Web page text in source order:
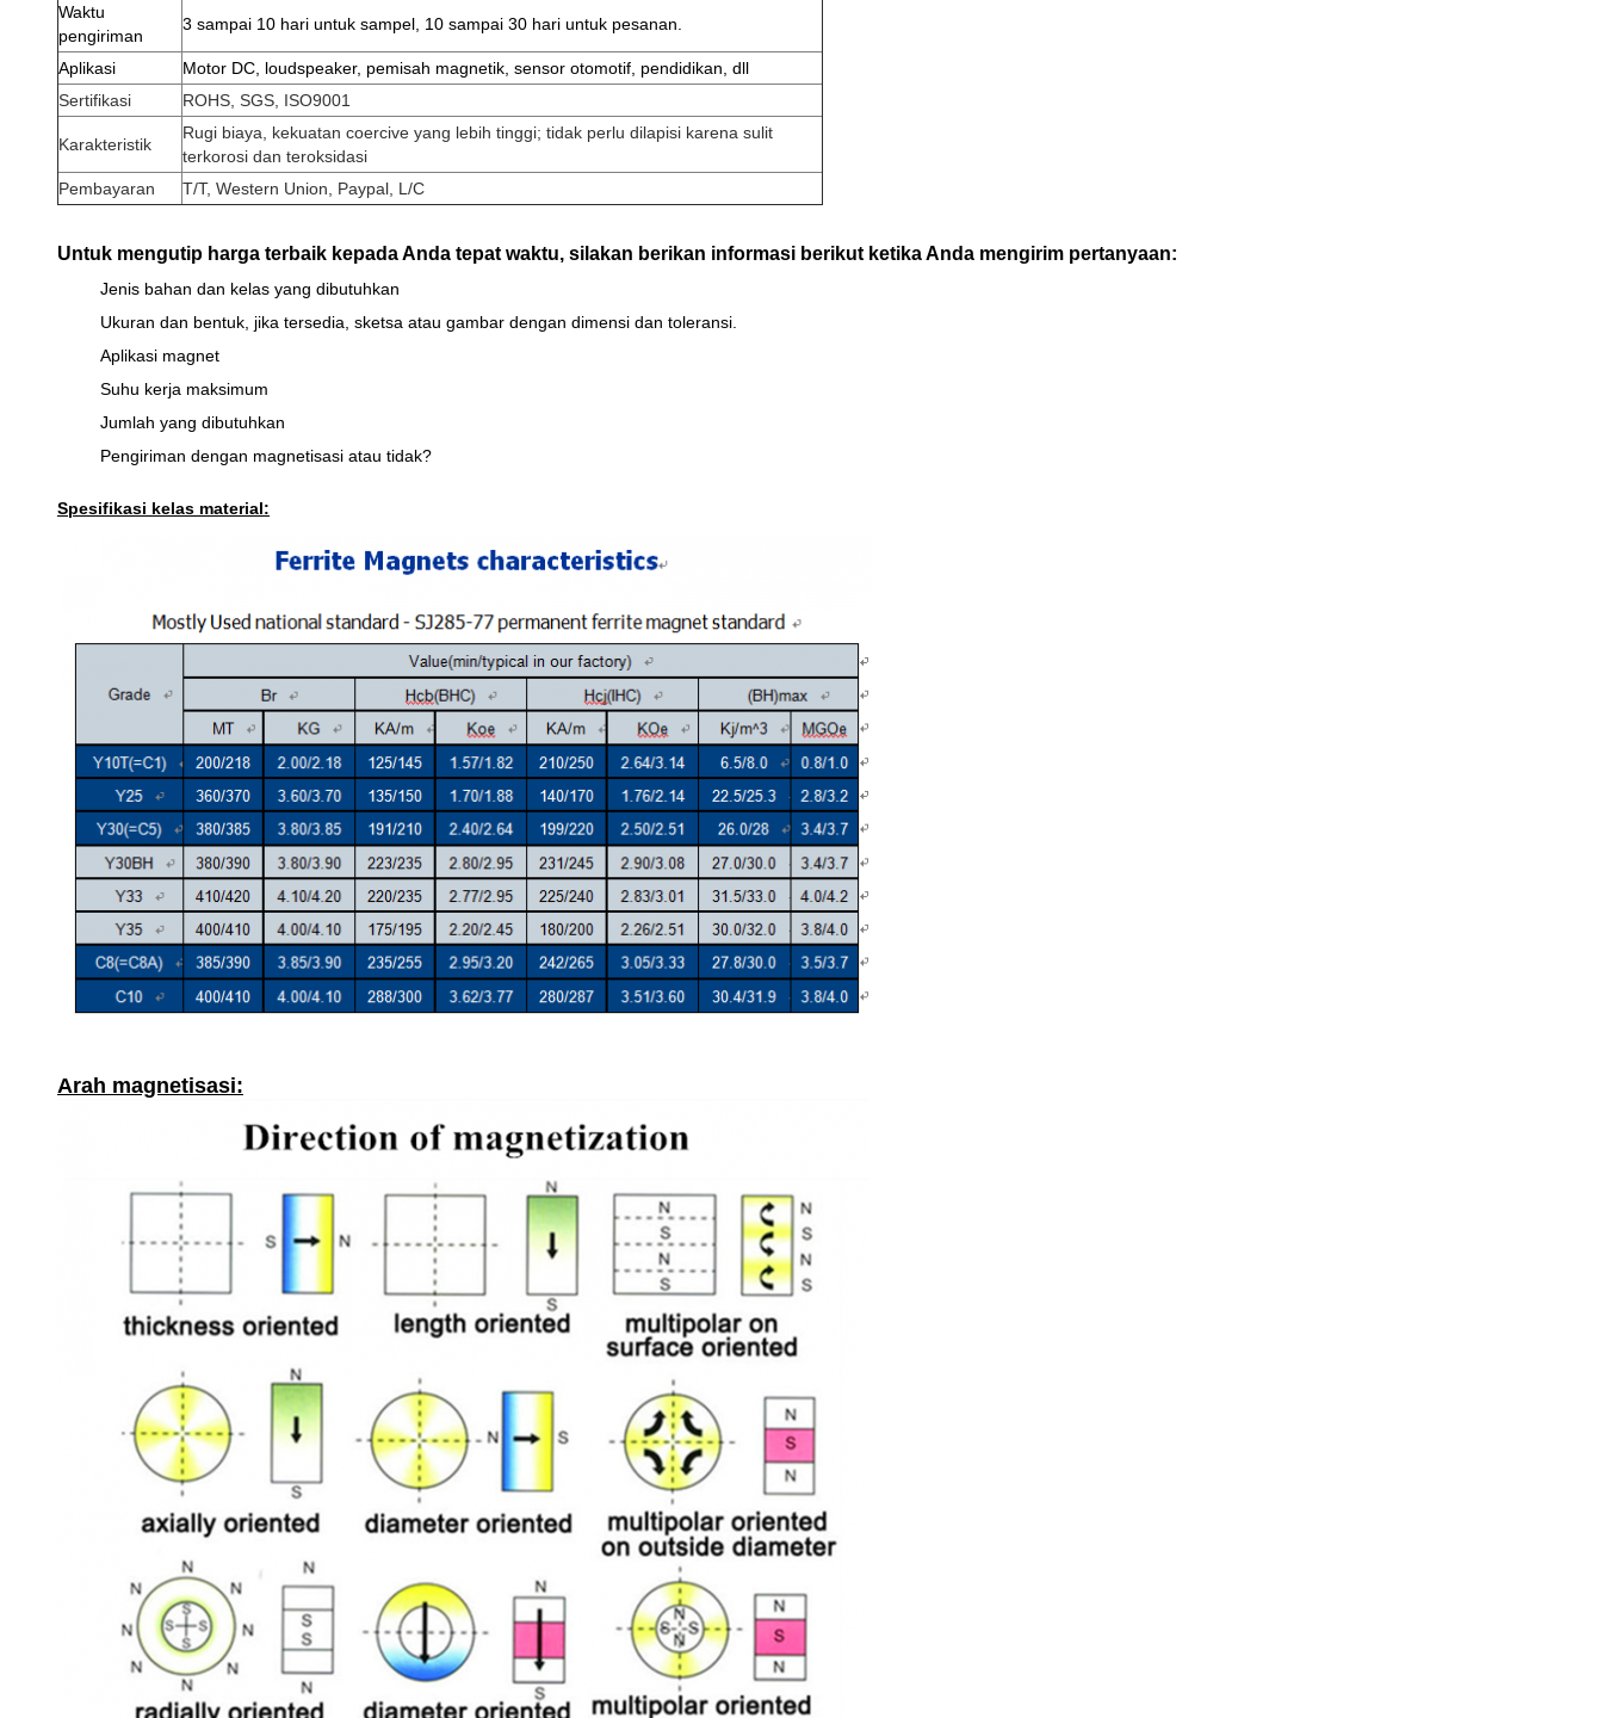
Waktu
pengiriman
3 sampai 10 hari untuk sampel, 10 sampai 30 hari untuk pesanan.
Aplikasi
Motor DC, loudspeaker, pemisah magnetik, sensor otomotif, pendidikan, dll
Sertifikasi
ROHS, SGS, ISO9001
Karakteristik
Rugi biaya, kekuatan coercive yang lebih tinggi; tidak perlu dilapisi karena sulit
terkorosi dan teroksidasi
Pembayaran
T/T, Western Union, Paypal, L/C
Untuk mengutip harga terbaik kepada Anda tepat waktu, silakan berikan informasi berikut ketika Anda mengirim pertanyaan:
Jenis bahan dan kelas yang dibutuhkan
Ukuran dan bentuk, jika tersedia, sketsa atau gambar dengan dimensi dan toleransi.
Aplikasi magnet
Suhu kerja maksimum
Jumlah yang dibutuhkan
Pengiriman dengan magnetisasi atau tidak?
Spesifikasi kelas material:
Arah magnetisasi: